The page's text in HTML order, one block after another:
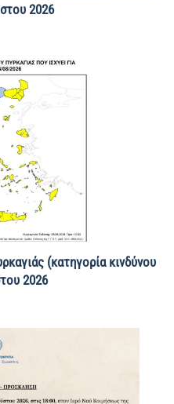
2026
(κατηγορία κινδύνου
2026